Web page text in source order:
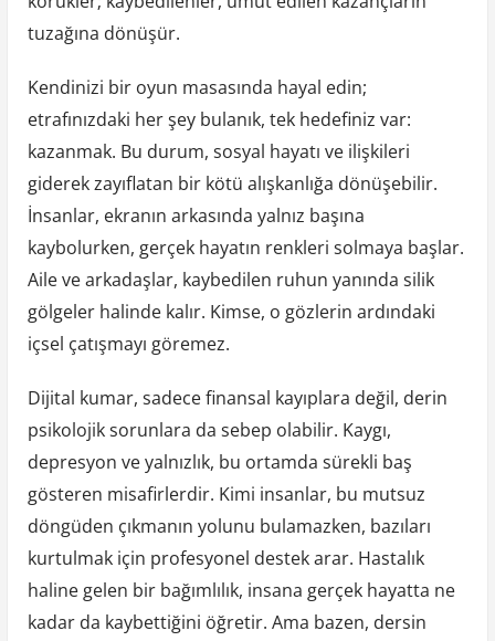
tuzağına dönüşür.
Kendinizi bir oyun masasında hayal edin;
etrafınızdaki her şey bulanık, tek hedefiniz var:
kazanmak. Bu durum, sosyal hayatı ve ilişkileri
giderek zayıflatan bir kötü alışkanlığa dönüşebilir.
İnsanlar, ekranın arkasında yalnız başına
kaybolurken, gerçek hayatın renkleri solmaya başlar.
Aile ve arkadaşlar, kaybedilen ruhun yanında silik
gölgeler halinde kalır. Kimse, o gözlerin ardındaki
içsel çatışmayı göremez.
Dijital kumar, sadece finansal kayıplara değil, derin
psikolojik sorunlara da sebep olabilir. Kaygı,
depresyon ve yalnızlık, bu ortamda sürekli baş
gösteren misafirlerdir. Kimi insanlar, bu mutsuz
döngüden çıkmanın yolunu bulamazken, bazıları
kurtulmak için profesyonel destek arar. Hastalık
haline gelen bir bağımlılık, insana gerçek hayatta ne
kadar da kaybettiğini öğretir. Ama bazen, dersin